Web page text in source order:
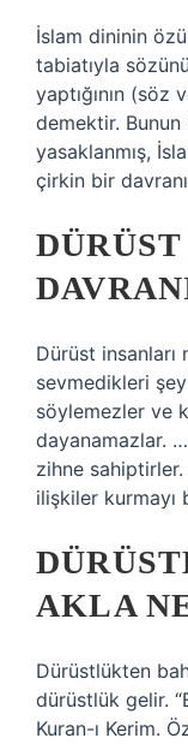
İslam dininin
tabiatıyla
yaptığının (söz
demektir. Bunun
yasaklanmış,
çirkin bir
Dürüst insanları
sevmedikleri
söylemezler ve
dayanamazlar.
zihne
ilişkiler kurmayı
AKLA
Dürüstlükten
dürüstlük gelir.
Kuran-ı Kerim.